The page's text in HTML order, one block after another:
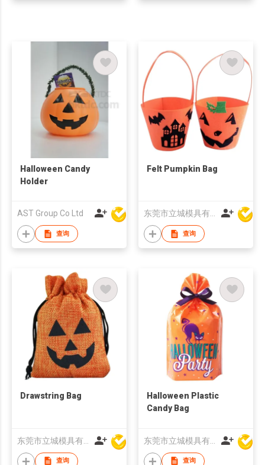
Halloween Candy
Holder
AST Group Co Ltd
查询
Felt Pumpkin Bag
东莞市立城模具有限公司
查询
Drawstring Bag
查询
Halloween Plastic
Candy Bag
查询